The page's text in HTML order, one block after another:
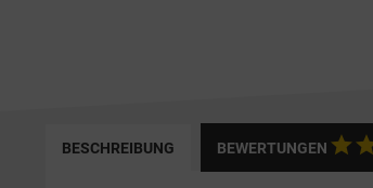
BESCHREIBUNG BEWERTUNGEN